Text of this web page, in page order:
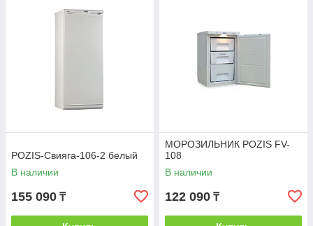
POZIS-Свияга-106-2 белый
В наличии
155 090 ₸
МОРОЗИЛЬНИК POZIS FV-
108
В наличии
122 090 ₸